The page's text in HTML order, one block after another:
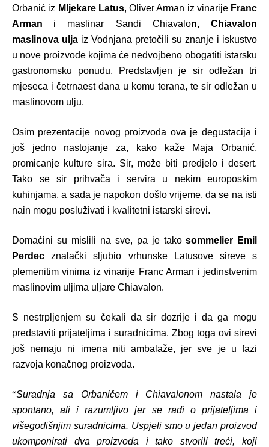
Orbanić iz Mljekare Latus, Oliver Arman iz vinarije Franc
Arman
i maslinar Sandi Chiavalon, Chiavalon
maslinova ulja iz Vodnjana pretočili su znanje i iskustvo
u nove proizvode kojima će nedvojbeno obogatiti istarsku
gastronomsku ponudu. Predstavljen je sir odležan tri
mjeseca i četrnaest dana u komu terana, te sir odležan u
maslinovom ulju.
Osim prezentacije novog proizvoda ova je degustacija i
još jedno nastojanje za, kako kaže Maja Orbanić,
promicanje kulture sira. Sir, može biti predjelo i desert.
Tako se sir prihvača i servira u nekim europoskim
kuhinjama, a sada je napokon došlo vrijeme, da se na isti
nain mogu posluživati i kvalitetni istarski sirevi.
Domaćini su mislili na sve, pa je tako sommelier Emil
Perdecznalački sljubio vrhunske Latusove sireve s
plemenitim vinima iz vinarije Franc Arman i jedinstvenim
maslinovim uljima uljare Chiavalon.
S nestrpljenjem su čekali da sir dozrije i da ga mogu
predstaviti prijateljima i suradnicima. Zbog toga ovi sirevi
još nemaju ni imena niti ambalaže, jer sve je u fazi
razvoja konačnog proizvoda.
“Suradnja sa Orbaničem i Chiavalonom nastala je
spontano, ali i razumljivo jer se radi o prijateljima i
višegodišnjim suradnicima. Uspjeli smo u jedan proizvod
ukomponirati dva proizvoda i tako stvorili treći, koji